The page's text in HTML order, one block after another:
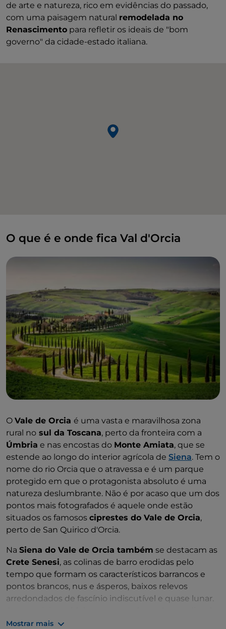
de arte e natureza, rico em evidências do passado,
com uma paisagem natural remodelada no
Renascimento para refletir os ideais de "bom
governo" da cidade-estado italiana.
O que é e onde fica Val d'Orcia
O Vale de Orcia é uma vasta e maravilhosa zona
rural no sul da Toscana, perto da fronteira com a
Úmbria e nas encostas do Monte Amiata, que se
estende ao longo do interior agrícola de Siena. Tem o
nome do rio Orcia que o atravessa e é um parque
protegido em que o protagonista absoluto é uma
natureza deslumbrante. Não é por acaso que um dos
pontos mais fotografados é aquele onde estão
situados os famosos ciprestes do Vale de Orcia,
perto de San Quirico d'Orcia.
Na Siena do Vale de Orcia também se destacam as
Crete Senesi, as colinas de barro erodidas pelo
tempo que formam os característicos barrancos e
pontos brancos, nus e ásperos, baixos relevos
arredondados de fascínio indiscutível e quase lunar.
comoPienza, Montalcino, Castiglione d'Orcia e San
Mostrar mais